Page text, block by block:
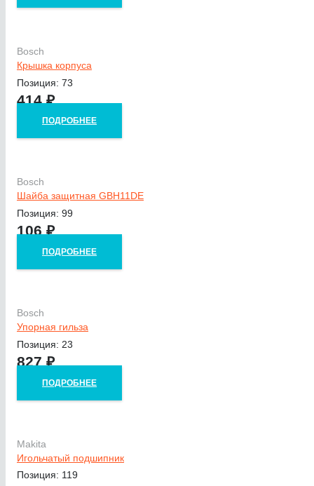
Bosch
Крышка корпуса
Позиция: 73
414₽
ПОДРОБНЕЕ
Bosch
Шайба защитная GBH11DE
Позиция: 99
106₽
ПОДРОБНЕЕ
Bosch
Упорная гильза
Позиция: 23
827₽
ПОДРОБНЕЕ
Makita
Игольчатый подшипник
Позиция: 119